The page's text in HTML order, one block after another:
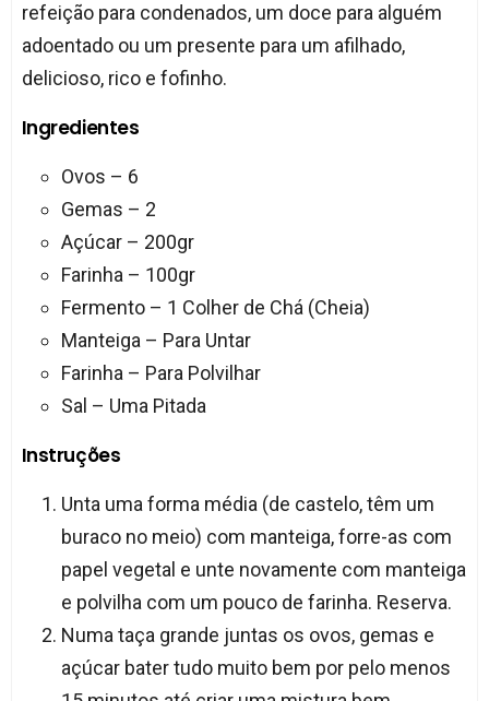
refeição para condenados, um doce para alguém
adoentado ou um presente para um afilhado,
delicioso, rico e fofinho.
Ingredientes
Ovos – 6
Gemas – 2
Açúcar – 200gr
Farinha – 100gr
Fermento – 1 Colher de Chá (Cheia)
Manteiga – Para Untar
Farinha – Para Polvilhar
Sal – Uma Pitada
Instruções
Unta uma forma média (de castelo, têm um
buraco no meio) com manteiga, forre-as com
papel vegetal e unte novamente com manteiga
e polvilha com um pouco de farinha. Reserva.
Numa taça grande juntas os ovos, gemas e
açúcar bater tudo muito bem por pelo menos